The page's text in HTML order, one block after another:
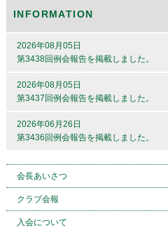
INFORMATION
2026年08月05日
第3438回例会報告を掲載しました。
2026年08月05日
第3437回例会報告を掲載しました。
2026年06月26日
第3436回例会報告を掲載しました。
会長あいさつ
クラブ会報
入会について